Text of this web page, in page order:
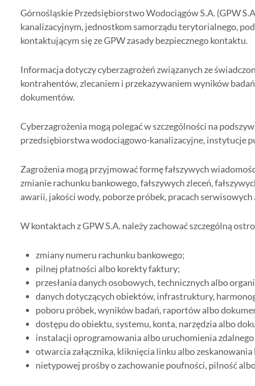
Górnośląskie Przedsiębiorstwo Wodociągów S.A. (GPW
kanalizacyjnym, jednostkom samorządu terytorialnego,
kontaktującym się ze GPW zasady bezpiecznego kontaktu.
Informacja dotyczy cyberzagrożeń związanych ze
kontrahentów, zlecaniem i przekazywaniem wyników
dokumentów.
Cyberzagrożenia mogą polegać w szczególności na
przedsiębiorstwa wodociągowo-kanalizacyjne, instytucje
Zagrożenia mogą przyjmować formę fałszywych
zmianie rachunku bankowego, fałszywych zleceń,
awarii, jakości wody, poborze próbek, pracach
W kontaktach z GPW S.A. należy zachować szczególną
zmiany numeru rachunku bankowego;
pilnej płatności albo korekty faktury;
przesłania danych osobowych, technicznych albo
danych dotyczących obiektów, infrastruktury,
poboru próbek, wyników badań, raportów albo
dostępu do obiektu, systemu, konta, narzędzia albo
instalacji oprogramowania albo uruchomienia
otwarcia załącznika, kliknięcia linku albo zeskanowania
nietypowej prośby o zachowanie poufności, pilność